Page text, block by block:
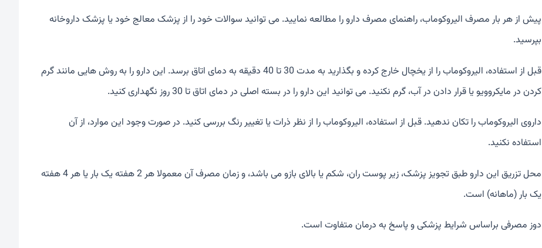
پیش از هر بار مصرف الیروکوماب، راهنمای مصرف دارو را مطالعه نمایید. می توانید سوالات خود را از پزشک معالج خود یا پزشک داروخانه
بپرسید.
قبل از استفاده، الیروكوماب را از یخچال خارج كرده و بگذارید به مدت 30 تا 40 دقیقه به دمای اتاق برسد. این دارو را به روش هایی مانند گرم
کردن در مایکروویو یا قرار دادن در آب، گرم نکنید. می توانید این دارو را در بسته اصلی در دمای اتاق تا 30 روز نگهداری کنید.
داروی الیروكوماب را تکان ندهید. قبل از استفاده، الیروکوماب را از نظر ذرات یا تغییر رنگ بررسی کنید. در صورت وجود این موارد، از آن
استفاده نکنید.
محل تزریق این دارو طبق تجویز پزشک، زیر پوست ران، شکم یا بالای بازو می باشد، و زمان مصرف آن معمولا هر 2 هفته یک بار یا هر 4 هفته
یک بار (ماهانه) است.
دوز مصرفی براساس شرایط پزشکی و پاسخ به درمان متفاوت است.